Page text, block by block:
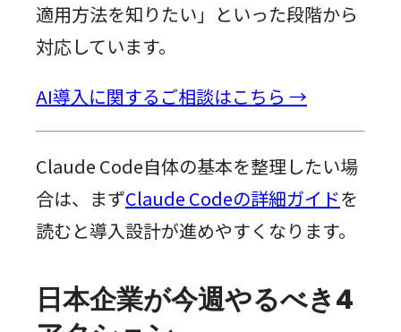
適用方法を知りたい」といった段階から
対応しています。
AI導入に関するご相談はこちら →
Claude Code自体の基本を整理したい場
合は、まずClaude Codeの詳細ガイドを
読むと導入設計が進めやすくなります。
日本企業が今週やるべき4